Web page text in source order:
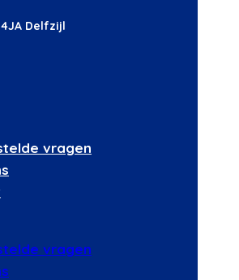
Delfzijl
vragen
vragen